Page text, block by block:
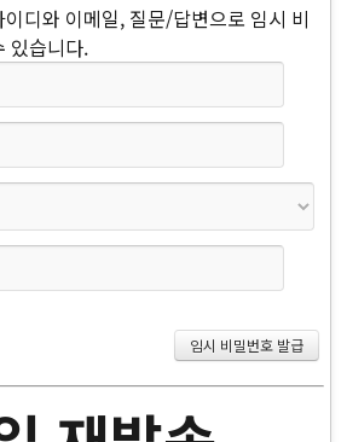
디와 이메일, 질문/답변으로 임시 비
있습니다.